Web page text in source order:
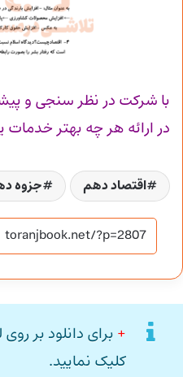
با شرکت در نظر سنجی و
در ارائه هر چه بهتر خدمات
اقتصاد دهم جزوه
+ برای دانلود بر
کلیک نمایید.